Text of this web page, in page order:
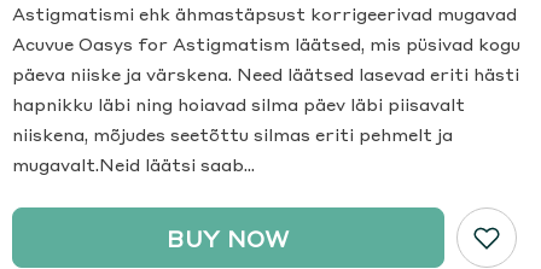
Astigmatismi ehk ähmastäpsust korrigeerivad mugavad
Acuvue Oasys for Astigmatism läätsed, mis püsivad kogu
päeva niiske ja värskena. Need läätsed lasevad eriti hästi
hapnikku läbi ning hoiavad silma päev läbi piisavalt
niiskena, mõjudes seetõttu silmas eriti pehmelt ja
mugavalt.Neid läätsi saab...
BUY NOW